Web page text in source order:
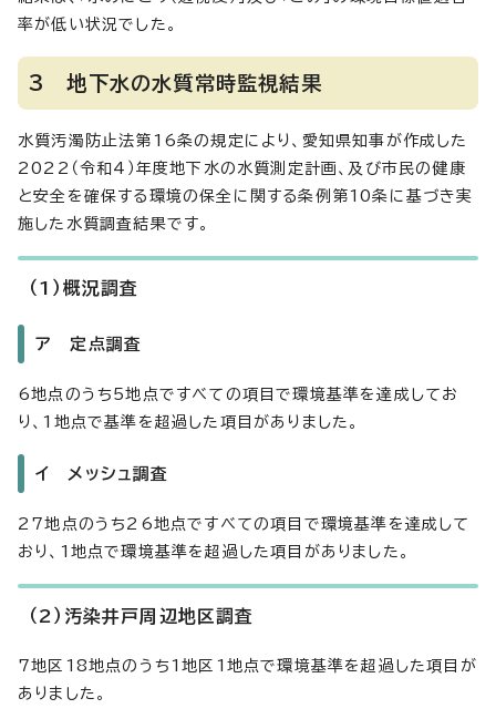
率が低い状況でした。
3 地下水の水質常時監視結果
水質汚濁防止法第16条の規定により、愛知県知事が作成した
2022（令和4）年度地下水の水質測定計画、及び市民の健康
と安全を確保する環境の保全に関する条例第10条に基づき実
施した水質調査結果です。
（1）概況調査
ア 定点調査
6地点のうち5地点ですべての項目で環境基準を達成してお
り、1地点で基準を超過した項目がありました。
イ メッシュ調査
27地点のうち26地点ですべての項目で環境基準を達成して
おり、1地点で環境基準を超過した項目がありました。
（2）汚染井戸周辺地区調査
7地区18地点のうち1地区1地点で環境基準を超過した項目が
ありました。